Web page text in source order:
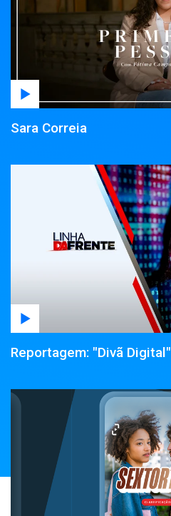
03:06
04:44
Sara Correia
Reportagem: "Divã Digital"